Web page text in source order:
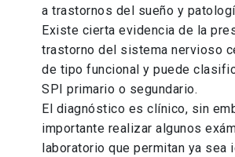
a trastornos del sueño y
Existe cierta evidencia de la
trastorno del sistema nervioso
de tipo funcional y puede
SPI primario o segundario.
El diagnóstico es clínico, sin
importante realizar algunos
laboratorio que permitan ya sea